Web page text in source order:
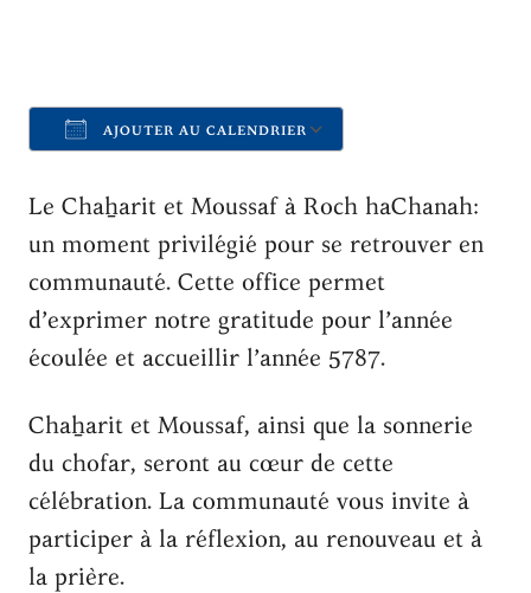
AJOUTER AU CALENDRIER
Télécharger ICS Calendrier
Le Chaẖarit et Moussaf à Roch haChanah:
un moment privilégié pour se retrouver en
communauté. Cette office permet
d’exprimer notre gratitude pour l’année
écoulée et accueillir l’année 5787.
Chaẖarit et Moussaf, ainsi que la sonnerie
du chofar, seront au cœur de cette
célébration. La communauté vous invite à
participer à la réflexion, au renouveau et à
la prière.